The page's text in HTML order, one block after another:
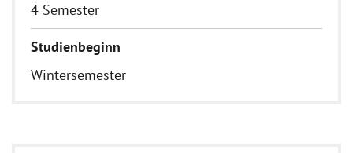
4 Semester
Studienbeginn
Wintersemester